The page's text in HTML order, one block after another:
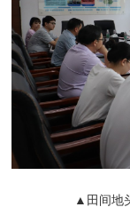
▲田间地